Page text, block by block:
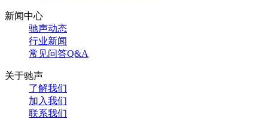
新闻中心
驰声动态
行业新闻
常见问答Q&A
关于驰声
了解我们
加入我们
联系我们